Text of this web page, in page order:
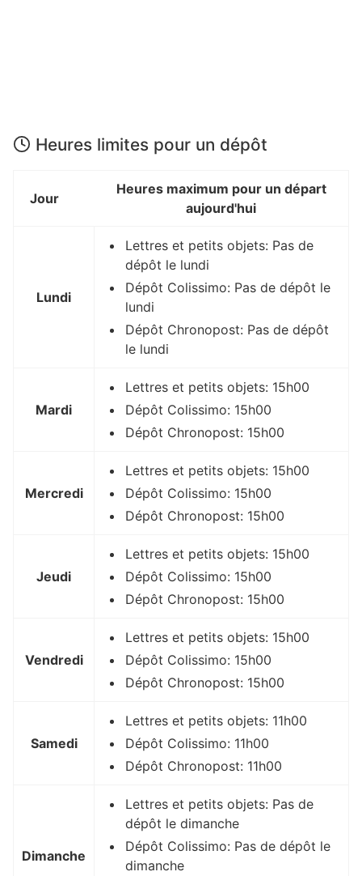
Heures limites pour un dépôt
Jour
Heures maximum pour un départ
aujourd'hui
Lundi
Lettres et petits objets: Pas de
dépôt le lundi
Dépôt Colissimo: Pas de dépôt le
lundi
Dépôt Chronopost: Pas de dépôt
le lundi
Mardi
Lettres et petits objets: 15h00
Dépôt Colissimo: 15h00
Dépôt Chronopost: 15h00
Mercredi
Lettres et petits objets: 15h00
Dépôt Colissimo: 15h00
Dépôt Chronopost: 15h00
Jeudi
Lettres et petits objets: 15h00
Dépôt Colissimo: 15h00
Dépôt Chronopost: 15h00
Vendredi
Lettres et petits objets: 15h00
Dépôt Colissimo: 15h00
Dépôt Chronopost: 15h00
Samedi
Lettres et petits objets: 11h00
Dépôt Colissimo: 11h00
Dépôt Chronopost: 11h00
Dimanche
Lettres et petits objets: Pas de
dépôt le dimanche
Dépôt Colissimo: Pas de dépôt le
dimanche